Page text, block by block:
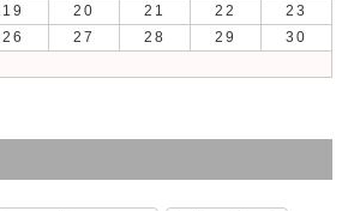
19 20 21 22
23
26 27 28 29
30